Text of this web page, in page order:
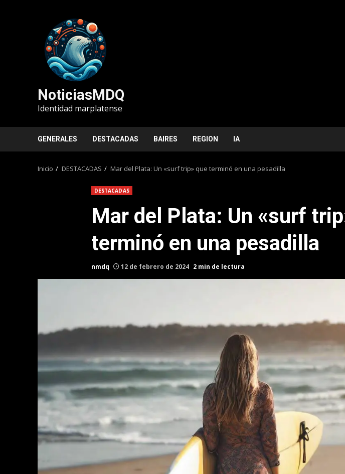
NoticiasMDQ
Identidad marplatense
GENERALES DESTACADAS BAIRES REGION IA
Inicio DESTACADAS Mar del Plata: Un «surf trip» que terminó en una pesadilla
DESTACADAS
Mar del Plata: Un «surf
terminó en una pesadilla
nmdq 12 de febrero de 2024 2 min de lectura